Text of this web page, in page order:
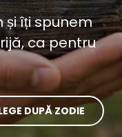
și îți spunem
ca pentru
DUPĂ ZODIE